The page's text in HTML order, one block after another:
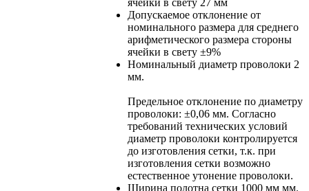
ячейки в свету 27 мм
Допускаемое отклонение от
номинального размера для среднего
арифметического размера стороны
ячейки в свету ±9%
Номинальный диаметр проволоки 2
мм.
Предельное отклонение по диаметру
проволоки: ±0,06 мм. Согласно
требований технических условий
диаметр проволоки контролируется
до изготовления сетки, т.к. при
изготовления сетки возможно
естественное утонение проволоки.
Ширина полотна сетки 1000 мм мм.